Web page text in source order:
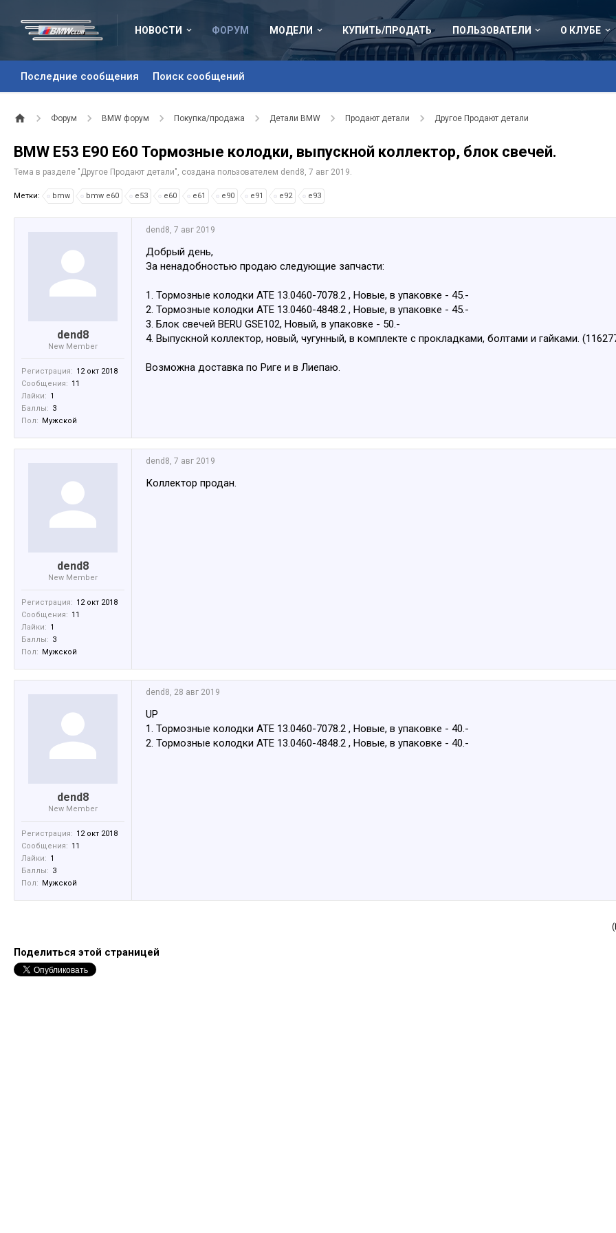
НОВОСТИ ФОРУМ
Последние сообщения Поиск сообщений
МОДЕЛИ КУПИТЬ/ПРОДАТЬ ПОЛЬЗОВАТЕЛИ О КЛУБЕ
Форум BMW форум Покупка/продажа Детали BMW Продают детали Другое Продают детали
BMW E53 E90 E60 Тормозные колодки, выпускной коллектор, блок свечей.
Тема в разделе "Другое Продают детали", создана пользователем dend8, 7 авг 2019.
Метки: bmw bmw e60 e53 e60 e61 e90 e91 e92 e93
dend8
New Member
Регистрация: 12 окт 2018
Сообщения: 11
Лайки: 1
Баллы: 3
Пол: Мужской
dend8, 7 авг 2019
Добрый день,
За ненадобностью продаю следующие запчасти:
1. Тормозные колодки ATE 13.0460-7078.2 , Новые, в упаковке - 45.-
2. Тормозные колодки ATE 13.0460-4848.2 , Новые, в упаковке - 45.-
3. Блок свечей BERU GSE102, Новый, в упаковке - 50.-
4. Выпускной коллектор, новый, чугунный, в комплекте с прокладками, болтами и гайками.
Возможна доставка по Риге и в Лиепаю.
dend8
New Member
Регистрация: 12 окт 2018
Сообщения: 11
Лайки: 1
Баллы: 3
Пол: Мужской
dend8, 7 авг 2019
Коллектор продан.
dend8
New Member
Регистрация: 12 окт 2018
Сообщения: 11
Лайки: 1
Баллы: 3
Пол: Мужской
dend8, 28 авг 2019
UP
1. Тормозные колодки ATE 13.0460-7078.2 , Новые, в упаковке - 40.-
2. Тормозные колодки ATE 13.0460-4848.2 , Новые, в упаковке - 40.-
Поделиться этой страницей